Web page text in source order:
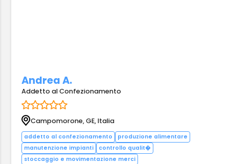
Andrea A.
Addetto al Confezionamento
Campomorone, GE, Italia
addetto al confezionamento
produzione alimentare
manutenzione impianti
controllo qualit�
stoccaggio e movimentazione merci